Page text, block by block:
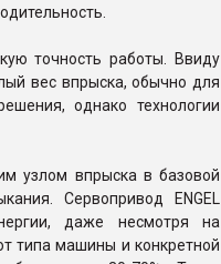
точность работы. Ввиду
вес впрыска, обычно для
однако технологии
узлом впрыска в базовой
Сервопривод ENGEL
даже несмотря на
типа машины и конкретной